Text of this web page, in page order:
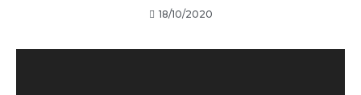
18/10/2020